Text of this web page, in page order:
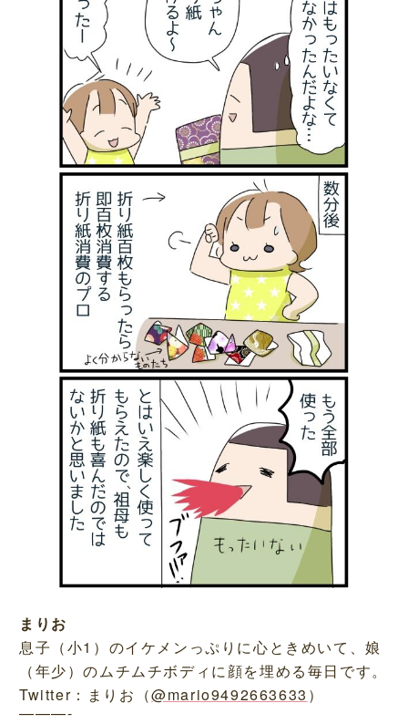
まりお
息子（小1）のイケメンっぷりに心ときめいて、娘
（年少）のムチムチボディに顔を埋める毎日です。
Twitter：まりお（@mario9492663633 ）
———-